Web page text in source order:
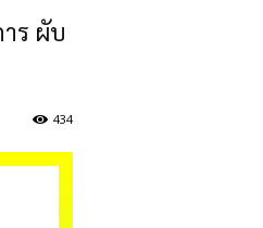
ร ผับ
434